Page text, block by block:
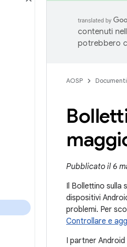
contenuti
potrebbero
AOSP Documenti
Pubblicato il 6
Il Bollettino sulla
dispositivi
problemi. Per
Controllare e
I partner